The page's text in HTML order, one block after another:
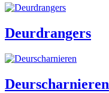
Deurdrangers
Deurscharnieren